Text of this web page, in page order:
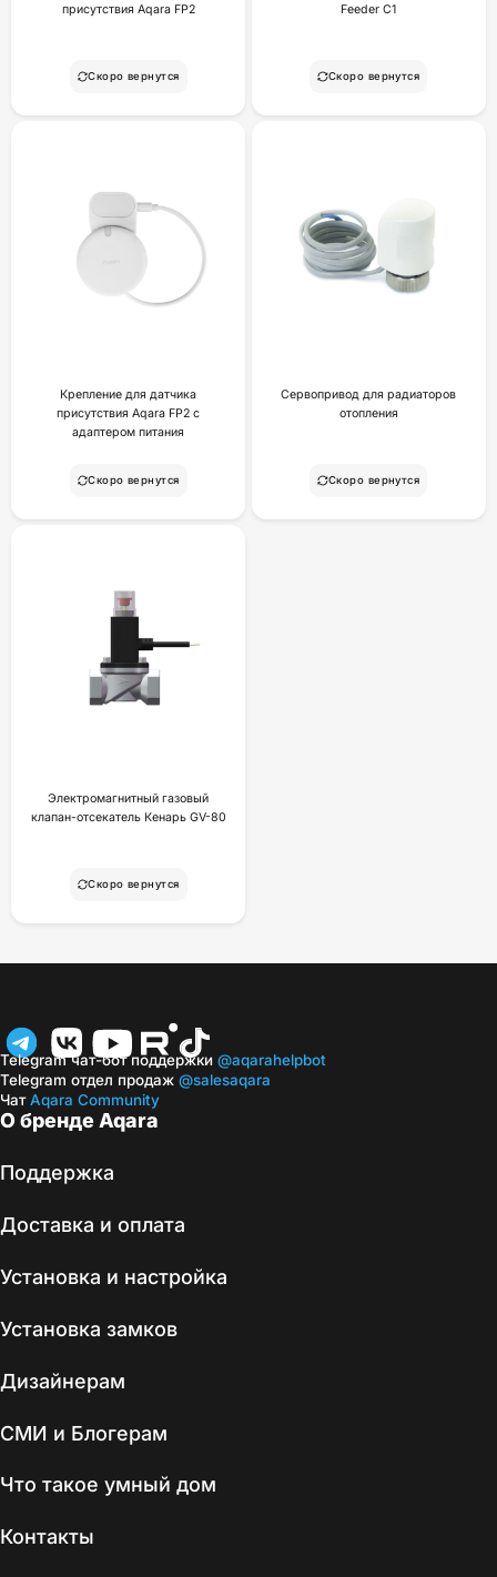
присутствия Aqara FP2
Скоро вернутся
Feeder C1
Скоро вернутся
Крепление для датчика
присутствия Aqara FP2 с
адаптером питания
Скоро вернутся
Сервопривод для радиаторов
отопления
Скоро вернутся
Электромагнитный газовый
клапан-отсекатель Кенарь GV-80
Скоро вернутся
О бренде Aqara
Поддержка
Доставка и оплата
Установка и настройка
Установка замков
Дизайнерам
СМИ и Блогерам
Что такое умный дом
Контакты
Telegram чат-бот поддержки @aqarahelpbot
Telegram отдел продаж @salesaqara
ЧатAqara Community